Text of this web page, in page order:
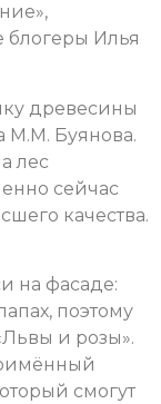
блогеры Илья
древесины
М.М. Буянова.
лес
сейчас
качества.
на фасаде:
поэтому
и розы».
смогут